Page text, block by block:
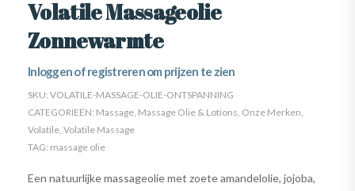
Volatile Massageolie
Zonnewarmte
Inloggen of registreren om prijzen te zien
SKU: VOLATILE-MASSAGE-OLIE-ONTSPANNING
CATEGORIEËN: Massage Massage Olie & Lotions Onze Merken
Volatile Volatile Massage
TAG: massage olie
Een natuurlijke massageolie met zoete amandelolie, jojoba,